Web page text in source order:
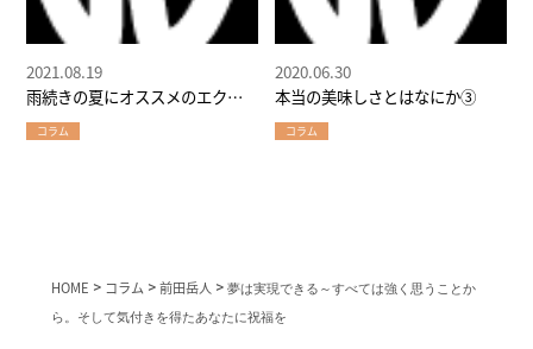
雨続きの夏にオススメのエクサ
サイズ
2021.08.19
コラム
本当の美味しさとはなにか③
2020.06.30
コラム
HOME > コラム >前田岳人 > 夢は実現できる～すべては強く思うことか
ら。そして気付きを得たあなたに祝福を